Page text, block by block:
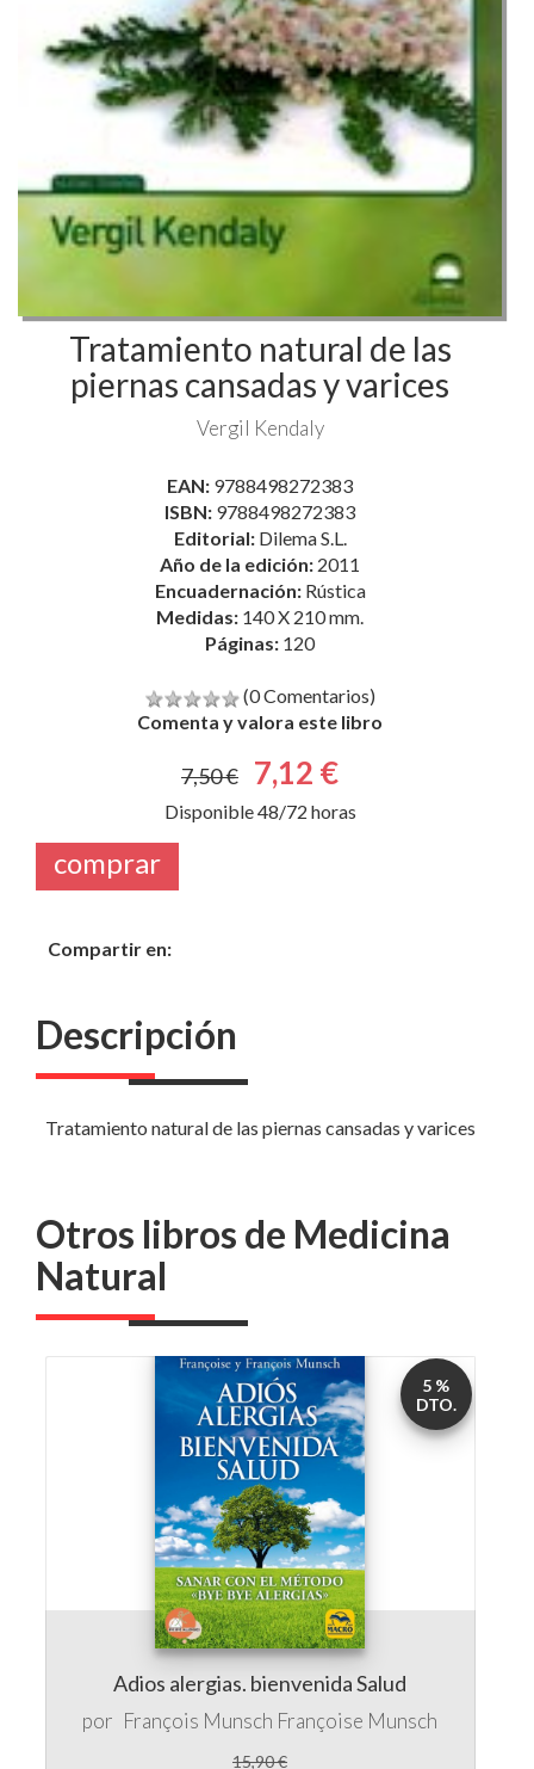
Tratamiento natural de las
piernas cansadas y varices
Vergil Kendaly
EAN: 9788498272383
ISBN: 9788498272383
Editorial: Dilema S.L.
Año de la edición: 2011
Encuadernación: Rústica
Medidas: 140 X 210 mm.
Páginas: 120
(0 Comentarios)
Comenta y valora este libro
7,50 € 7,12 €
Disponible 48/72 horas
comprar
Compartir en:
Descripción
Tratamiento natural de las piernas cansadas y varices
Otros libros de Medicina
Natural
Adios alergias. bienvenida Salud
por François Munsch Françoise Munsch
15,90 €
5 %
DTO.